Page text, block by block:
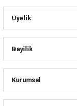
Üyelik
Bayilik
Kurumsal